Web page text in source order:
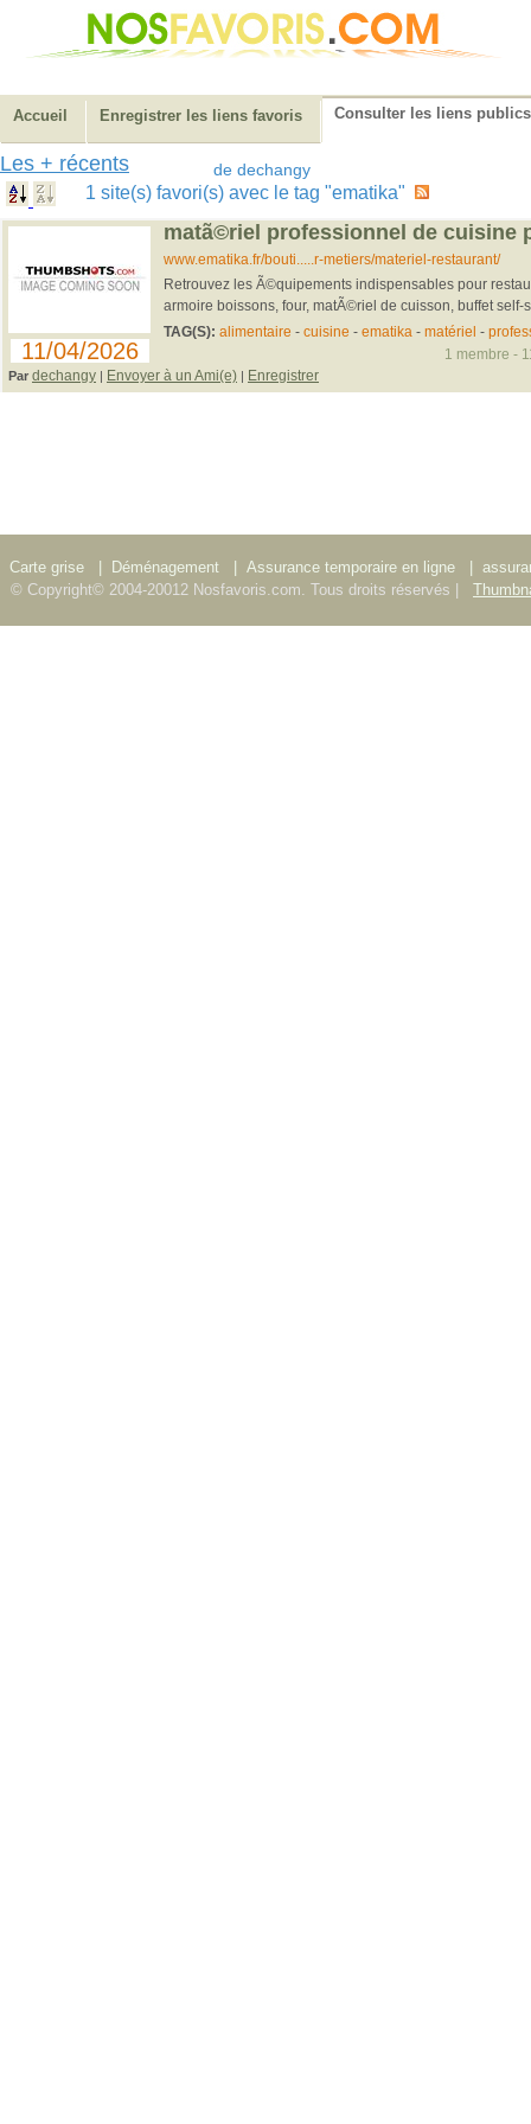
Accueil Enregistrer les liens favoris Consulter les liens publics
Les + récents de dechangy
1 site(s) favori(s) avec le tag "ematika"
11/04/2026
matã©riel professionnel de cuisine
www.ematika.fr/bouti.....r-metiers/materiel-restaurant/
Retrouvez les Ã©quipements indispensables pour
armoire boissons, four, matÃ©riel de cuisson, buffet self-
TAG(S): alimentaire - cuisine - ematika - matériel -
Par dechangy | Envoyer à un Ami(e) | Enregistrer
1 membre -
Carte grise Déménagement Assurance temporaire en ligne
© Copyright© 2004-20012 Nosfavoris.com. Tous droits réservés |